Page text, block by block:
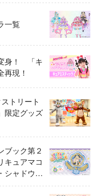
一覧
身！ 「キ
再現！
トリート
限定グッズ
ブック第２
ュアマコ
シャドウ
を大特